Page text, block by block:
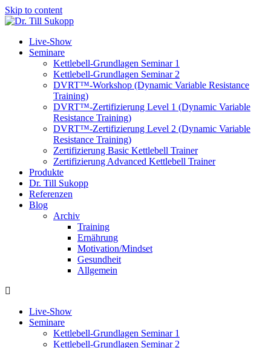
Skip to content
Live-Show
Seminare
Kettlebell-Grundlagen Seminar 1
Kettlebell-Grundlagen Seminar 2
DVRT™-Workshop (Dynamic Variable Resistance
Training)
DVRT™-Zertifizierung Level 1 (Dynamic Variable
Resistance Training)
DVRT™-Zertifizierung Level 2 (Dynamic Variable
Resistance Training)
Zertifizierung Basic Kettlebell Trainer
Zertifizierung Advanced Kettlebell Trainer
Produkte
Dr. Till Sukopp
Referenzen
Blog
Archiv
Training
Ernährung
Motivation/Mindset
Gesundheit
Allgemein
Live-Show
Seminare
Kettlebell-Grundlagen Seminar 1
Kettlebell-Grundlagen Seminar 2